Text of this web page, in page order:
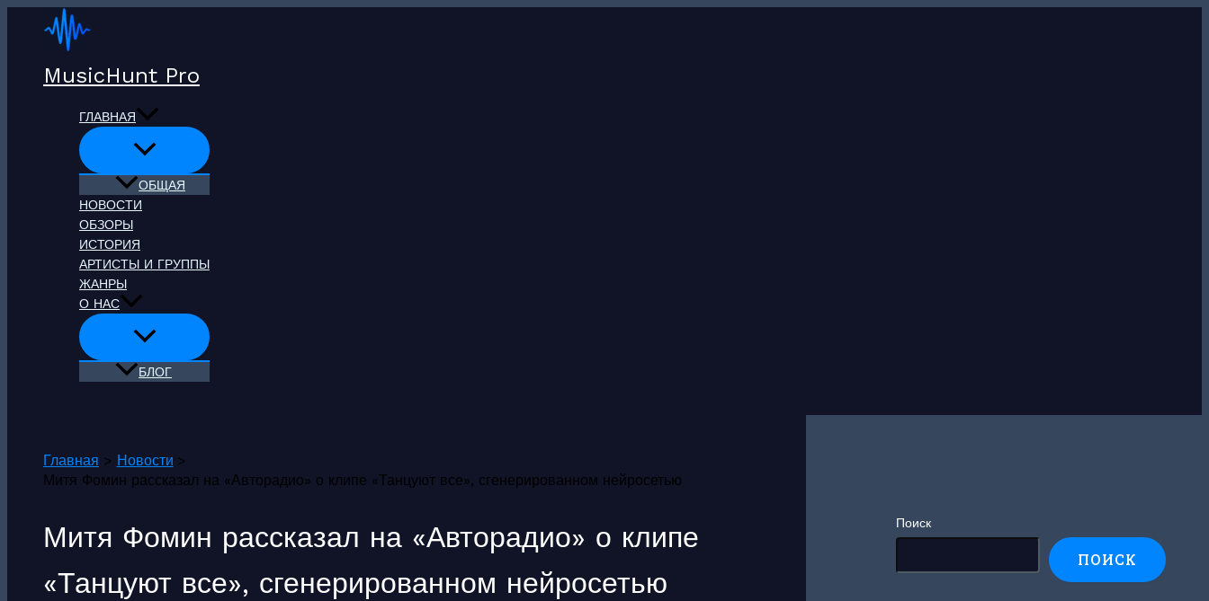
Перейти
MusicHunt Pro
ГЛАВНАЯ
ОБЩАЯ
НОВОСТИ
ОБЗОРЫ
ИСТОРИЯ
АРТИСТЫ И ГРУППЫ
ЖАНРЫ
О НАС
БЛОГ
Главная
Новости
Митя Фомин рассказал на «Авторадио» о клипе «Танцуют все», сгенерированном нейросетью
Митя Фомин рассказал на «Авторадио» о клипе
«Танцуют все», сгенерированном нейросетью
Поиск
ПОИСК